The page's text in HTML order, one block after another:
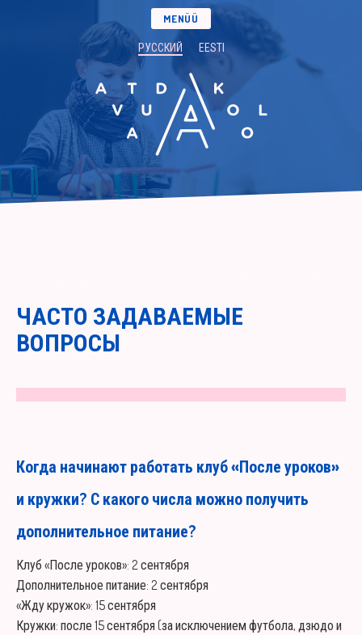
MENÜÜ
РУССКИЙ EESTI
ЧАСТО ЗАДАВАЕМЫЕ
ВОПРОСЫ
Когда начинают работать клуб «После уроков»
и кружки? С какого числа можно получить
дополнительное питание?
Клуб «После уроков»: 2 сентября
Дополнительное питание: 2 сентября
«Жду кружок»: 15 сентября
Кружки: после 15 сентября (за исключением футбола, дзюдо и